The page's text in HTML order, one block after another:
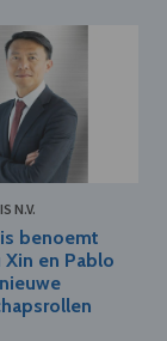
N.V.
benoemt
Xin en Pablo